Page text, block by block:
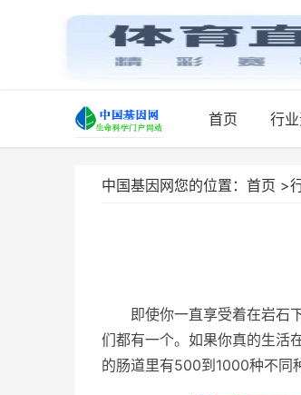
首页 行
中国基因网您的位置： 首页 >
即使你一直享受着在岩石
们都有一个。如果你真的生活
的肠道里有500到1000种不同